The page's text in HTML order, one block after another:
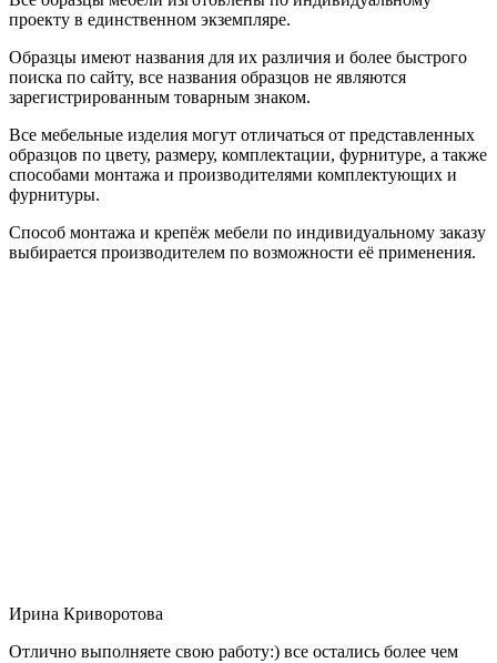
проекту в единственном экземпляре.
Образцы имеют названия для их различия и более быстрого
поиска по сайту, все названия образцов не являются
зарегистрированным товарным знаком.
Все мебельные изделия могут отличаться от представленных
образцов по цвету, размеру, комплектации, фурнитуре, а также
способами монтажа и производителями комплектующих и
фурнитуры.
Способ монтажа и крепёж мебели по индивидуальному заказу
выбирается производителем по возможности её применения.
Ирина Криворотова
Отлично выполняете свою работу:) все остались более чем